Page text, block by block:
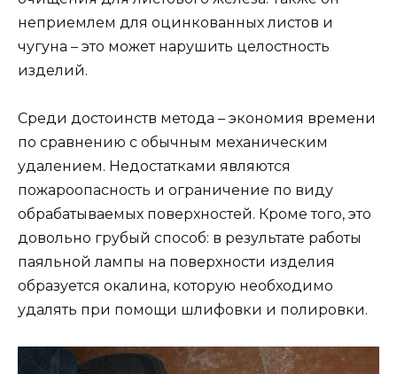
неприемлем для оцинкованных листов и
чугуна – это может нарушить целостность
изделий.
Среди достоинств метода – экономия времени
по сравнению с обычным механическим
удалением. Недостатками являются
пожароопасность и ограничение по виду
обрабатываемых поверхностей. Кроме того, это
довольно грубый способ: в результате работы
паяльной лампы на поверхности изделия
образуется окалина, которую необходимо
удалять при помощи шлифовки и полировки.